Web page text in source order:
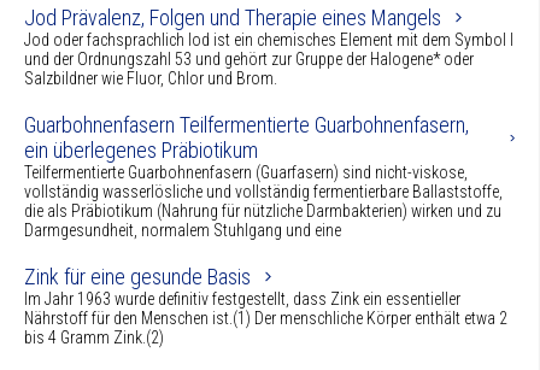
Jod Prävalenz, Folgen und Therapie eines Mangels
Jod oder fachsprachlich Iod ist ein chemisches Element mit dem Symbol I
und der Ordnungszahl 53 und gehört zur Gruppe der Halogene* oder
Salzbildner wie Fluor, Chlor und Brom.
Guarbohnenfasern Teilfermentierte Guarbohnenfasern,
ein überlegenes Präbiotikum
Teilfermentierte Guarbohnenfasern (Guarfasern) sind nicht-viskose,
vollständig wasserlösliche und vollständig fermentierbare Ballaststoffe,
die als Präbiotikum (Nahrung für nützliche Darmbakterien) wirken und zu
Darmgesundheit, normalem Stuhlgang und eine
Zink für eine gesunde Basis
Im Jahr 1963 wurde definitiv festgestellt, dass Zink ein essentieller
Nährstoff für den Menschen ist.(1) Der menschliche Körper enthält etwa 2
bis 4 Gramm Zink.(2)